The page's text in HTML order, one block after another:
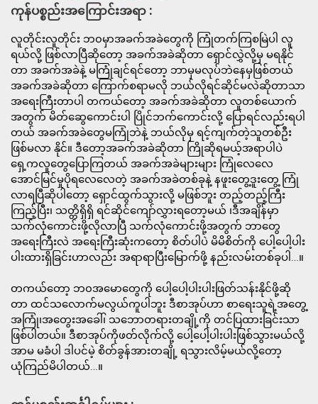
ကုန်ပစ္စည်းအကြောင်းအရာ :
လူတိုင်းလူတိုင်း ဘ၀မှာအခက်အခဲတွေကို ကြုံတက်ကြစမြဲပါ လူ
ရယ်လို့ ဖြစ်လာပြီဆိုတော့ အခက်အခဲဆိုတာ ရှောင်လွှဲလို့မှ မရနိုင်
တာ အခက်အခဲနဲ့ မကြုံချင်ရင်တော့ ဘာမှမလုပ်ဘဲနေမှဖြစ်တယ်
အခက်အခဲဆိုတာ ကြောက်စရာမလို ဘယ်လိုရင်ဆိုင်မလဲဆိုတာသာ
အရေးကြီးတာပါ တကယ်တော့ အခက်အခဲဆိုတာ လူတစ်ယောက်
အတွက် မိတ်ဆွေကောင်းပါ ပြိုင်ဘက်ကောင်းလို့ ပြောရင်လည်းရပါ
တယ် အခက်အခဲတွေမကြုံဘဲနဲ့ ဘယ်လိုမှ ရင့်ကျက်တဲ့သူတစ်ဦး
ဖြစ်မလာ နိုင်။ ဒီတော့အခက်အခဲဆိုတာ ကြိုဆိုရမယ့်အရာပါပဲ
ရှေ့ကလူတွေပြောကြတယ် အခက်အခဲများများ ကြုံလေလေ
အောင်မြင်မှုပိုရလေလေတဲ့ အခက်အခဲတစ်ခုနဲ့ နဖူးတွေ့ဒူးတွေ့ ကြုံ
လာရပြီဆိုပါတော့ ရှောင်ထွက်သွားလို့ မဖြစ်ဘူး တည့်တည့်ကြီး
ကြည့်ပြီး၊ သတ္တိရှိရှိ ရင်ဆိုင်ကျော်လွှားရတော့မယ် ၊ဒီအချိန်မှာ
သက်လုံကောင်းဖို့လိုလာပြီ သက်လုံကောင်းဖို့အတွက် ဘာတွေ
အရေးကြီးလဲ အရေးကြီးဆုံးကတော့ စိတ်ပါပဲ မိမိစိတ်ကို ပေါ့ပေါ့ပါး
ပါးထားရှိခြင်းဟာလည်း အရာရာပြီးမြောက်ဖို့ နည်းလမ်းတစ်ခုပါ…။
တကယ်တော့ ဘ၀အမောတွေကို ပေါ့ပေါ့ပါးပါးဖြတ်သန်းနိုင်ဖို့ဆို
တာ ထင်သလောက်မလွယ်ကူပါဘူး ဒီစာအုပ်ဟာ စာရေးသူရဲ့အတွေ့
အကြုံ၊အတွေးအခေါ်၊ သဘောတရားတချို့ကို တင်ပြထားခြင်းသာ
ဖြစ်ပါတယ်။ ဒီစာအုပ်ကိုဖတ်လိုက်လို့ ပေါ့ပေါ့ပါးပါးဖြစ်သွားမယ်လို့
အာမ မခံပါ ဒါပင်မဲ့ စိတ်ခွန်အားတချို့ ရသွားလိမ့်မယ်လို့တော့
ယုံကြည်မိပါတယ်…။